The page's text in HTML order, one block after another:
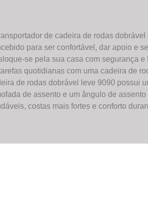
de cadeira de rodas
para ser confortável, dar apoio e
se pela sua casa com segurança
quotidianas com uma cadeira de
de rodas dobrável leve 9090 possui
de assento e um ângulo de
costas mais fortes e conforto